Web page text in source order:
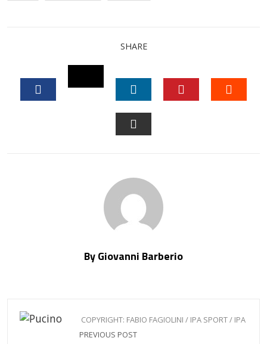
SHARE
TWITTER
LINKEDIN
By Giovanni Barberio
COPYRIGHT: FABIO FAGIOLINI / IPA SPORT / IPA
PREVIOUS POST